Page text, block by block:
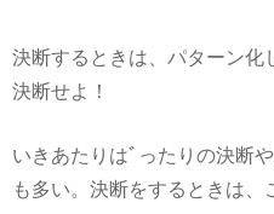
決断するときは、パターン化
決断せよ！
いきあたりはﾞったりの決断
も多い。決断をするときは、